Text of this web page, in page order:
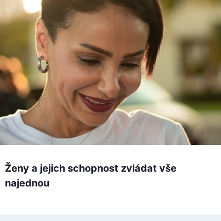
Ženy a jejich schopnost zvládat vše
najednou